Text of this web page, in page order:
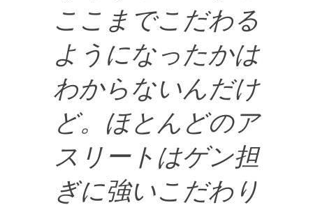
ここまでこだわる
ようになったかは
わからないんだけ
ど。ほとんどのア
スリートはゲン担
ぎに強いこだわり